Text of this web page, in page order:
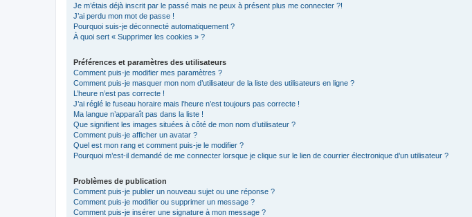
Je m’étais déjà inscrit par le passé mais ne peux à présent plus me connecter ?!
J’ai perdu mon mot de passe !
Pourquoi suis-je déconnecté automatiquement ?
À quoi sert « Supprimer les cookies » ?
Préférences et paramètres des utilisateurs
Comment puis-je modifier mes paramètres ?
Comment puis-je masquer mon nom d’utilisateur de la liste des utilisateurs en ligne ?
L’heure n’est pas correcte !
J’ai réglé le fuseau horaire mais l’heure n’est toujours pas correcte !
Ma langue n’apparaît pas dans la liste !
Que signifient les images situées à côté de mon nom d’utilisateur ?
Comment puis-je afficher un avatar ?
Quel est mon rang et comment puis-je le modifier ?
Pourquoi m’est-il demandé de me connecter lorsque je clique sur le lien de courrier électronique d’un utilisateur ?
Problèmes de publication
Comment puis-je publier un nouveau sujet ou une réponse ?
Comment puis-je modifier ou supprimer un message ?
Comment puis-je insérer une signature à mon message ?